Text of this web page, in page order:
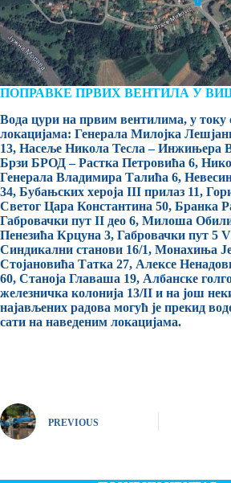
ПОПРАВКЕ ПРВИХ ВЕНТИЛА У
Вода цури на првим вентилима, у току
локацијама: Генерала Милојка
13, Насеље Никола Тесла – Инжињера
Брзи БРОД – Растка Петровића 6,
Генерала Владимира Талића 6,
34, Бубањских хероја III прилаз 11,
Светог Цара Константина 50, Бранка
Габровачки пут II део 6, Милоша
Пенезића Крцуна 3, Габровачки пут 5
Синдикални станови 16/1, Монахиња
Стојановића Татка 27, Алексе
60, Станоја Главаша 19, Албанске
железничка колонија 13/II и на још
најављених радова могућ је прекид
сати на наведеним локацијама.
PREVIOUS